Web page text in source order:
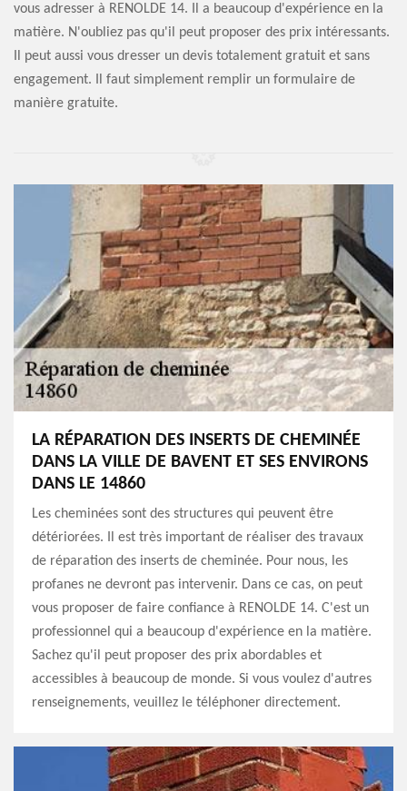
vous adresser à RENOLDE 14. Il a beaucoup d'expérience en la
matière. N'oubliez pas qu'il peut proposer des prix intéressants.
Il peut aussi vous dresser un devis totalement gratuit et sans
engagement. Il faut simplement remplir un formulaire de
manière gratuite.
LA RÉPARATION DES INSERTS DE CHEMINÉE
DANS LA VILLE DE BAVENT ET SES ENVIRONS
DANS LE 14860
Les cheminées sont des structures qui peuvent être
détériorées. Il est très important de réaliser des travaux
de réparation des inserts de cheminée. Pour nous, les
profanes ne devront pas intervenir. Dans ce cas, on peut
vous proposer de faire confiance à RENOLDE 14. C'est un
professionnel qui a beaucoup d'expérience en la matière.
Sachez qu'il peut proposer des prix abordables et
accessibles à beaucoup de monde. Si vous voulez d'autres
renseignements, veuillez le téléphoner directement.